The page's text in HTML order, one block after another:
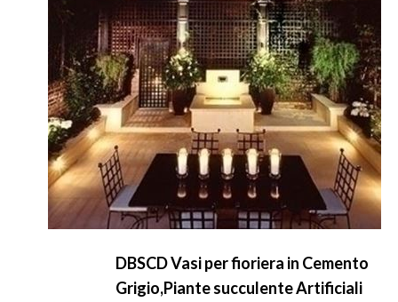
DBSCD Vasi per fioriera in Cemento
Grigio,Piante succulente Artificiali